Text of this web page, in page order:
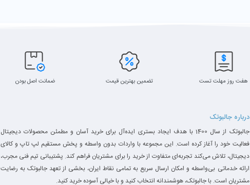
هفت روز مهلت تست تضمین بهترین قیمت ضمانت اصل بودن
درباره جالبوتک
جالبوتک از سال 1400 با هدف ایجاد بستری ایده‌آل برای خرید آسان و مطمئن محصولات دیجیتال
فعالیت خود را آغاز کرده است. این مجموعه با واردات بدون واسطه و پخش مستقیم لپ تاپ و کالای
دیجیتال، تلاش می‌کند تجربه‌ای متفاوت از خرید را برای مشتریان فراهم کند. پشتیبانی تیم فنی مجرب،
ارائه خدماتی بی‌واسطه و امکان ارسال سریع به تمامی نقاط ایران، بخشی از تعهد جالبوتک به رضایت
مشتریان است. با جالبوتک، هوشمندانه انتخاب کنید و با خیالی آسوده خرید کنید.